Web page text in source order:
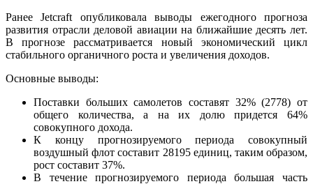
Ранее Jetcraft опубликовала выводы ежегодного прогноза
развития отрасли деловой авиации на ближайшие десять лет.
В прогнозе рассматривается новый экономический цикл
стабильного органичного роста и увеличения доходов.
Основные выводы:
Поставки больших самолетов составят 32% (2778) от
общего количества, а на их долю придется 64%
совокупного дохода.
К концу прогнозируемого периода совокупный
воздушный флот составит 28195 единиц, таким образом,
рост составит 37%.
В течение прогнозируемого периода большая часть